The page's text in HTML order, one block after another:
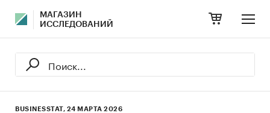
МАГАЗИН
ИССЛЕДОВАНИЙ
BUSINESSTAT, 24 МАРТА 2026